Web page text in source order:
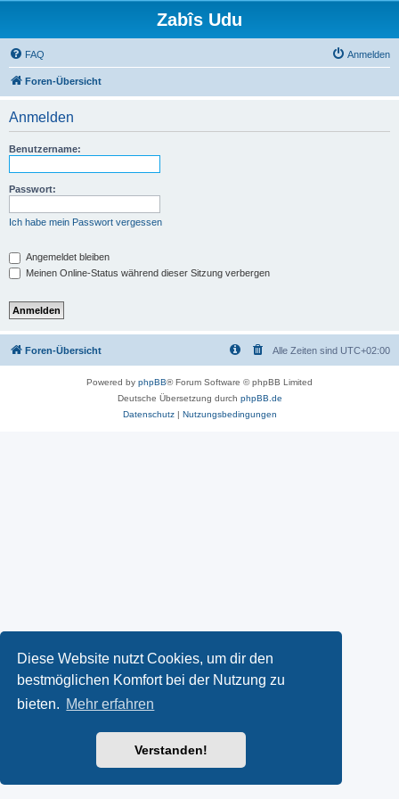
Diese Website nutzt Cookies, um dir den
bestmöglichen Komfort bei der Nutzung zu
bieten. Mehr erfahren
Verstanden!
Zabîs Udu
FAQ Anmelden
Foren-Übersicht
Anmelden
Benutzername:
Passwort:
Ich habe mein Passwort vergessen
Angemeldet bleiben
Meinen Online-Status während dieser Sitzung verbergen
Foren-Übersicht Alle Zeiten sind UTC+02:00
Powered by phpBB® Forum Software © phpBB Limited
Deutsche Übersetzung durch phpBB.de
Datenschutz| Nutzungsbedingungen